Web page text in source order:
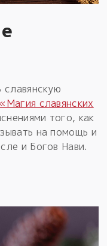
славянскую
«Магия славянских
того, как
на помощь и
и Богов Нави.